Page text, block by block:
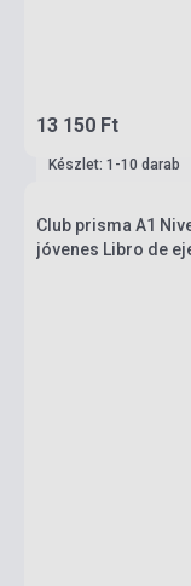
13 150 Ft
Készlet: 1-10 darab
Club prisma A1
jóvenes Libro de